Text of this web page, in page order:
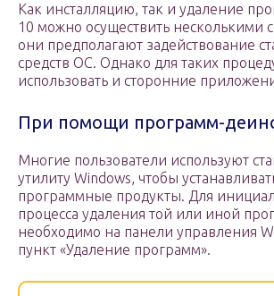
Как инсталляцию, так и удаление
10 можно осуществить несколькими
они предполагают задействование
средств ОС. Однако для таких
использовать и сторонние
При помощи программ-
Многие пользователи используют
утилиту Windows, чтобы
программные продукты. Для
процесса удаления той или иной
необходимо на панели управления
пункт «Удаление программ».